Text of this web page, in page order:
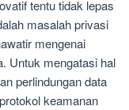
tentu tidak lepas
masalah privasi
mengenai
Untuk mengatasi hal
perlindungan data
keamanan